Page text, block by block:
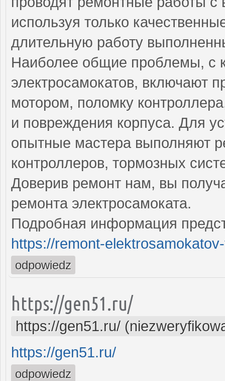
используя только
длительную работу
Наиболее общие проблемы, с
электросамокатов, включают
мотором, поломку
и повреждения корпуса. Для
опытные мастера выполняют
контроллеров, тормозных
Доверив ремонт нам, вы
ремонта электросамоката.
Подробная информация
https://remont-
odpowiedz
https://gen51.ru/
https://gen51.ru/
https://gen51.ru/
odpowiedz